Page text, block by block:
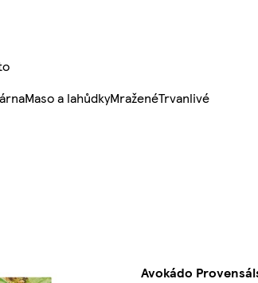
Maso a lahůdkyMraženéTrvanlivé
Avokádo